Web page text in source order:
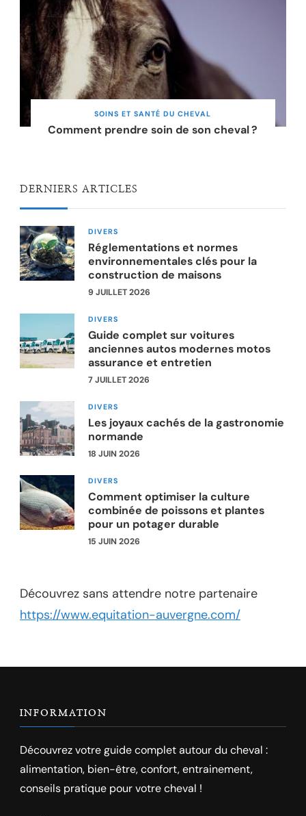
SOINS ET SANTÉ DU CHEVAL
Comment prendre soin de son cheval ?
DERNIERS ARTICLES
DIVERS
Réglementations et normes
environnementales clés pour la
construction de maisons
9 JUILLET 2026
DIVERS
Guide complet sur voitures
anciennes autos modernes motos
assurance et entretien
7 JUILLET 2026
DIVERS
Les joyaux cachés de la gastronomie
normande
18 JUIN 2026
DIVERS
Comment optimiser la culture
combinée de poissons et plantes
pour un potager durable
15 JUIN 2026
Découvrez sans attendre notre partenaire
https://www.equitation-auvergne.com/
INFORMATION
Découvrez votre guide complet autour du cheval :
alimentation, bien-être, confort, entrainement,
conseils pratique pour votre cheval !